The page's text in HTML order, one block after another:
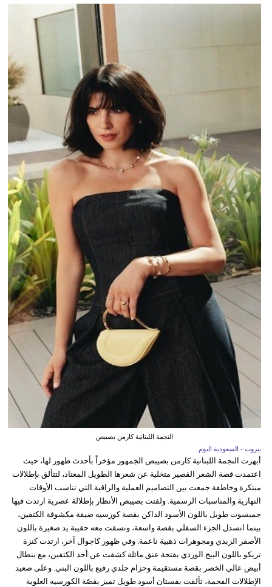
النجمة اللبنانية كارمن بصيبص
بيروت - السعودية اليوم
أبهرت النجمة اللبنانية كارمن بصيبص الجمهور مؤخراً بأحدث ظهور لها، حيث
اعتمدت قصة الشعر القصير متخلية عن شعرها الطويل المعتاد، لتتألق بإطلالات
مبتكرة وخاطفة جمعت بين التصاميم العملية والراقية التي تناسب الأوقات
النهارية والمناسبات الرسمية. ولفتت بصيبص الأنظار بإطلالة عصرية ارتدت فيها
جمبسوت طويل باللون الأسود الداكن بقصة كورسيه ضيقة مكشوفة الكتفين،
بينما انسدل الجزء السفلي بقصة واسعة، ونسقت معه حقيبة يد صغيرة باللون
الأصفر الزبدي ومجوهرات ذهبية ناعمة. وفي ظهور كاجوال آخر، ارتدت كنزة
تريكو باللون البيج الوردي بفتحة عنق مائلة كشفت عن أحد الكتفين، مع بنطال
أبيض عالي الخصر بقصة مستقيمة وحزام جلدي رفيع باللون البني. وعلى صعيد
الإطلالات الفخمة، تألقت بفستان أسود طويل تميز بقصّة الكورسيه العلوية